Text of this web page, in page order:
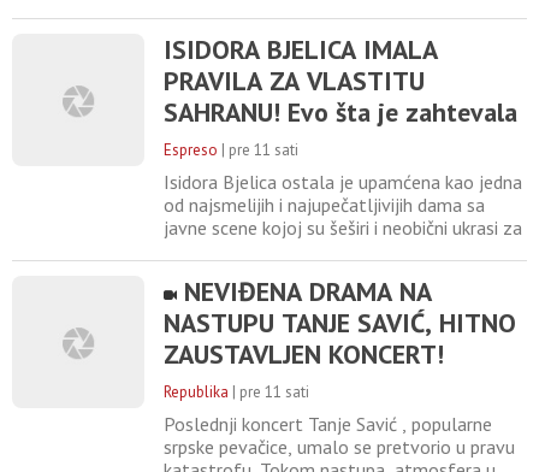
najsvetije što mi je ostalo od njega. Samo
to je ostalo od mog sina tog dana... Tu je i
kalafonijum, koji nije stigao da otvori
ISIDORA BJELICA IMALA
PRAVILA ZA VLASTITU
SAHRANU! Evo šta je zahtevala
od ZVANICA, oni organizovali
PARTI
Espreso | pre 11 sati
Isidora Bjelica ostala je upamćena kao jedna
od najsmelijih i najupečatljivijih dama sa
javne scene kojoj su šeširi i neobični ukrasi za
bolešću. Naime, pevačici Zorani Pavić
dodelila je ulogu glavnog organizatora
okupljanja nakon njenog odlaska. foto:
M.P./ATAImages
NEVIĐENA DRAMA NA
NASTUPU TANJE SAVIĆ, HITNO
ZAUSTAVLJEN KONCERT!
Publika se razbežala na sve
strane, pevačica ih molila da se
zaustave!
Republika | pre 11 sati
Poslednji koncert Tanje Savić , popularne
srpske pevačice, umalo se pretvorio u pravu